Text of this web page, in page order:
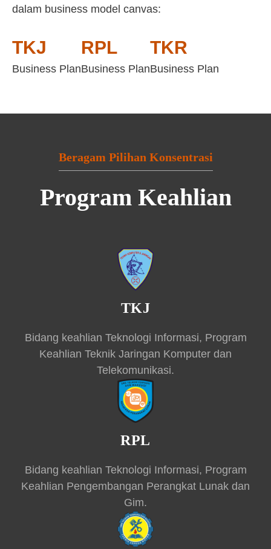
dalam business model canvas:
TKJ
Business Plan
RPL
Business Plan
TKR
Business Plan
Beragam Pilihan Konsentrasi
Program Keahlian
TKJ
Bidang keahlian Teknologi Informasi, Program
Keahlian Teknik Jaringan Komputer dan
Telekomunikasi.
RPL
Bidang keahlian Teknologi Informasi, Program
Keahlian Pengembangan Perangkat Lunak dan
Gim.